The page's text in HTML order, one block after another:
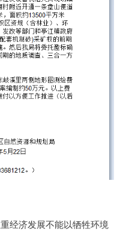
经济发展不能以牺牲环境